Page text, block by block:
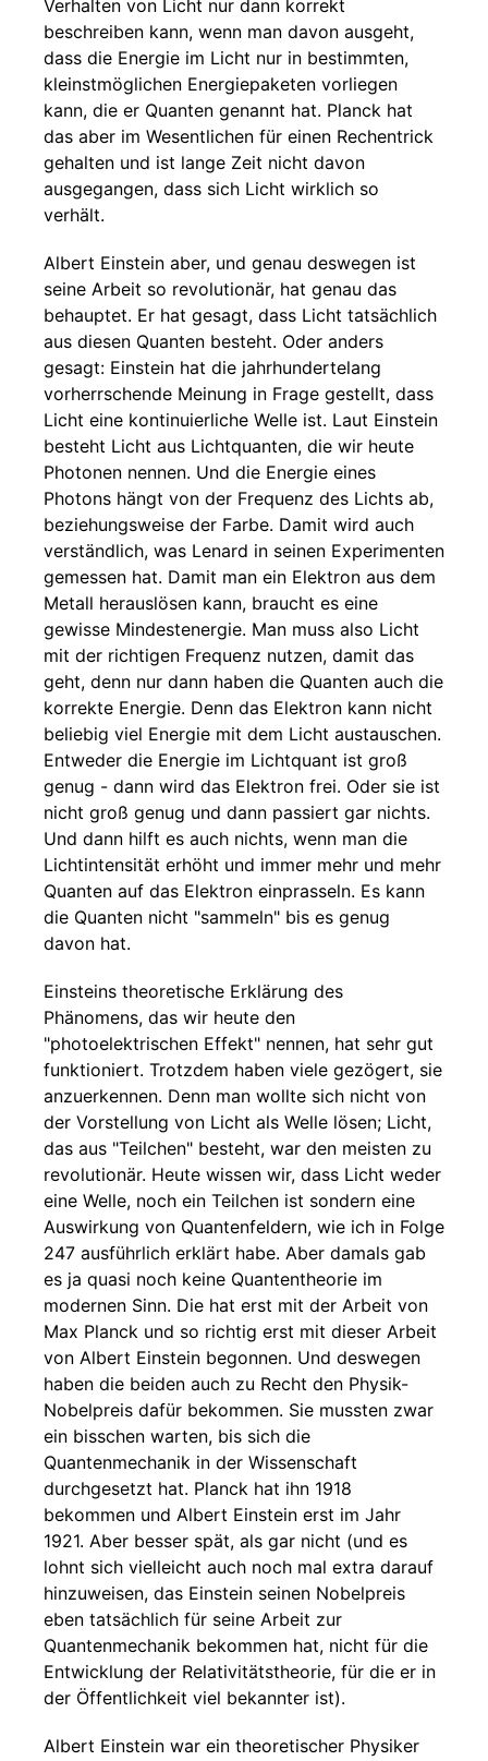
Verhalten von Licht nur dann korrekt
beschreiben kann, wenn man davon ausgeht,
dass die Energie im Licht nur in bestimmten,
kleinstmöglichen Energiepaketen vorliegen
kann, die er Quanten genannt hat. Planck hat
das aber im Wesentlichen für einen Rechentrick
gehalten und ist lange Zeit nicht davon
ausgegangen, dass sich Licht wirklich so
verhält.
Albert Einstein aber, und genau deswegen ist
seine Arbeit so revolutionär, hat genau das
behauptet. Er hat gesagt, dass Licht tatsächlich
aus diesen Quanten besteht. Oder anders
gesagt: Einstein hat die jahrhundertelang
vorherrschende Meinung in Frage gestellt, dass
Licht eine kontinuierliche Welle ist. Laut Einstein
besteht Licht aus Lichtquanten, die wir heute
Photonen nennen. Und die Energie eines
Photons hängt von der Frequenz des Lichts ab,
beziehungsweise der Farbe. Damit wird auch
verständlich, was Lenard in seinen Experimenten
gemessen hat. Damit man ein Elektron aus dem
Metall herauslösen kann, braucht es eine
gewisse Mindestenergie. Man muss also Licht
mit der richtigen Frequenz nutzen, damit das
geht, denn nur dann haben die Quanten auch die
korrekte Energie. Denn das Elektron kann nicht
beliebig viel Energie mit dem Licht austauschen.
Entweder die Energie im Lichtquant ist groß
genug - dann wird das Elektron frei. Oder sie ist
nicht groß genug und dann passiert gar nichts.
Und dann hilft es auch nichts, wenn man die
Lichtintensität erhöht und immer mehr und mehr
Quanten auf das Elektron einprasseln. Es kann
die Quanten nicht "sammeln" bis es genug
davon hat.
Einsteins theoretische Erklärung des
Phänomens, das wir heute den
"photoelektrischen Effekt" nennen, hat sehr gut
funktioniert. Trotzdem haben viele gezögert, sie
anzuerkennen. Denn man wollte sich nicht von
der Vorstellung von Licht als Welle lösen; Licht,
das aus "Teilchen" besteht, war den meisten zu
revolutionär. Heute wissen wir, dass Licht weder
eine Welle, noch ein Teilchen ist sondern eine
Auswirkung von Quantenfeldern, wie ich in Folge
247 ausführlich erklärt habe. Aber damals gab
es ja quasi noch keine Quantentheorie im
modernen Sinn. Die hat erst mit der Arbeit von
Max Planck und so richtig erst mit dieser Arbeit
von Albert Einstein begonnen. Und deswegen
haben die beiden auch zu Recht den Physik-
Nobelpreis dafür bekommen. Sie mussten zwar
ein bisschen warten, bis sich die
Quantenmechanik in der Wissenschaft
durchgesetzt hat. Planck hat ihn 1918
bekommen und Albert Einstein erst im Jahr
1921. Aber besser spät, als gar nicht (und es
lohnt sich vielleicht auch noch mal extra darauf
hinzuweisen, das Einstein seinen Nobelpreis
eben tatsächlich für seine Arbeit zur
Quantenmechanik bekommen hat, nicht für die
Entwicklung der Relativitätstheorie, für die er in
der Öffentlichkeit viel bekannter ist).
Albert Einstein war ein theoretischer Physiker